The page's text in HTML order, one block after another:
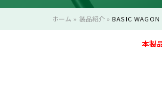
ホーム » 製品紹介»BASIC WAGON
本製